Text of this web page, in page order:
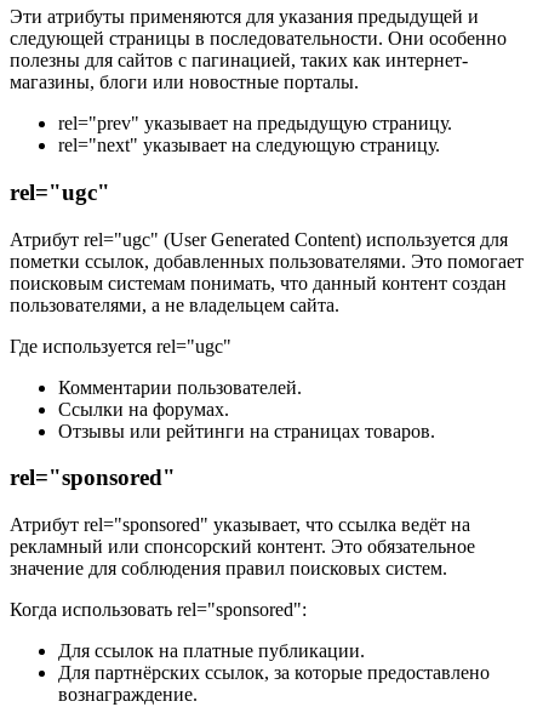
Эти атрибуты применяются для указания предыдущей и
следующей страницы в последовательности. Они особенно
полезны для сайтов с пагинацией, таких как интернет-
магазины, блоги или новостные порталы.
rel="prev" указывает на предыдущую страницу.
rel="next" указывает на следующую страницу.
rel="ugc"
Атрибут rel="ugc" (User Generated Content) используется для
пометки ссылок, добавленных пользователями. Это помогает
поисковым системам понимать, что данный контент создан
пользователями, а не владельцем сайта.
Где используется rel="ugc"
Комментарии пользователей.
Ссылки на форумах.
Отзывы или рейтинги на страницах товаров.
rel="sponsored"
Атрибут rel="sponsored" указывает, что ссылка ведёт на
рекламный или спонсорский контент. Это обязательное
значение для соблюдения правил поисковых систем.
Когда использовать rel="sponsored":
Для ссылок на платные публикации.
Для партнёрских ссылок, за которые предоставлено
вознаграждение.